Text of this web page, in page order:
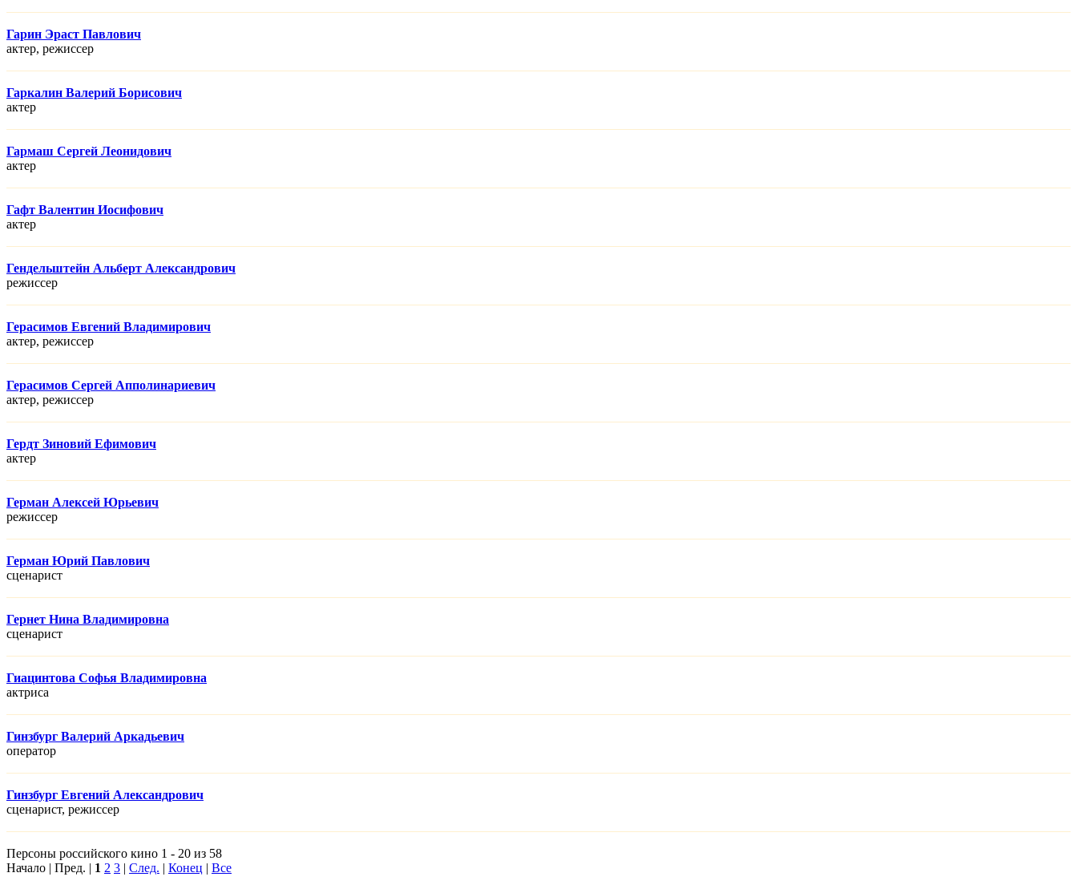
Гарин Эраст Павлович
актер, режисcер
Гаркалин Валерий Борисович
актер
Гармаш Сергей Леонидович
актер
Гафт Валентин Иосифович
актер
Гендельштейн Альберт Александрович
режисcер
Герасимов Евгений Владимирович
актер, режисcер
Герасимов Сергей Апполинариевич
актер, режисcер
Гердт Зиновий Ефимович
актер
Герман Алексей Юрьевич
режисcер
Герман Юрий Павлович
сценарист
Гернет Нина Владимировна
сценарист
Гиацинтова Софья Владимировна
актриса
Гинзбург Валерий Аркадьевич
оператор
Гинзбург Евгений Александрович
сценарист, режисcер
Персоны российского кино 1 - 20 из 58
Начало | Пред. | 1 2 3 | След. | Конец | Все